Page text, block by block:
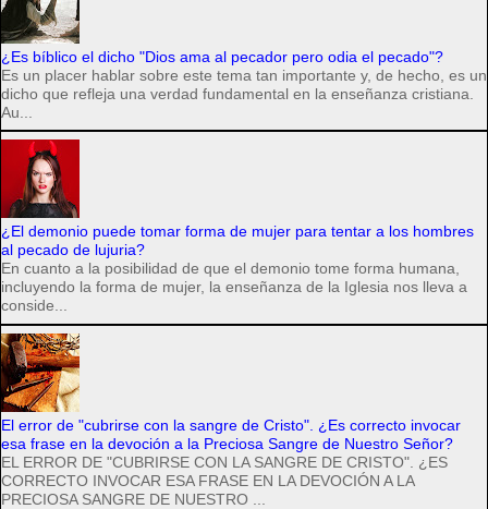
¿Es bíblico el dicho "Dios ama al pecador pero odia el pecado"?
Es un placer hablar sobre este tema tan importante y, de hecho, es un
dicho que refleja una verdad fundamental en la enseñanza cristiana.
Au...
¿El demonio puede tomar forma de mujer para tentar a los hombres
al pecado de lujuria?
En cuanto a la posibilidad de que el demonio tome forma humana,
incluyendo la forma de mujer, la enseñanza de la Iglesia nos lleva a
conside...
El error de "cubrirse con la sangre de Cristo". ¿Es correcto invocar
esa frase en la devoción a la Preciosa Sangre de Nuestro Señor?
EL ERROR DE "CUBRIRSE CON LA SANGRE DE CRISTO". ¿ES
CORRECTO INVOCAR ESA FRASE EN LA DEVOCIÓN A LA
PRECIOSA SANGRE DE NUESTRO ...